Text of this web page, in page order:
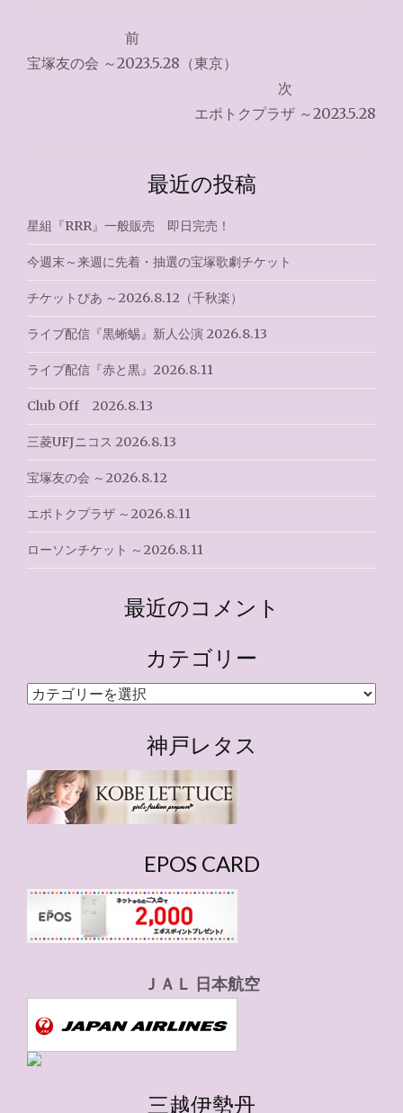
稿
シ
ョ
ン
前
宝塚友の会 ～2023.5.28（東京）
次
エポトクプラザ ～2023.5.28
最近の投稿
星組『RRR』一般販売 即日完売！
今週末～来週に先着・抽選の宝塚歌劇チケット
チケットぴあ ～2026.8.12（千秋楽）
ライブ配信『黒蜥蜴』新人公演 2026.8.13
ライブ配信『赤と黒』2026.8.11
Club Off 2026.8.13
三菱UFJニコス 2026.8.13
宝塚友の会 ～2026.8.12
エポトクプラザ ～2026.8.11
ローソンチケット ～2026.8.11
最近のコメント
カテゴリー
カ
ー
神戸レタス
EPOS CARD
ＪＡＬ 日本航空
三越伊勢丹